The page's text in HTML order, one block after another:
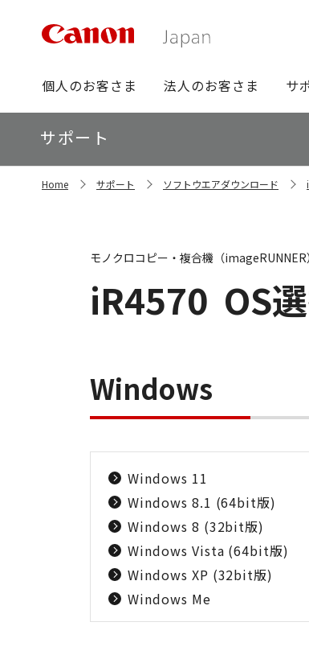
グ
ロ
ー
バ
ビ
個人のお客さま 法人のお客さま サ
ロ
ー
カ
ル
サポート
Home サポート ソフトウエアダウンロード
iR4570 OS
モノクロコピー・複合機（imageRUNNER）
Windows
Windows 11
Windows 8.1 (64bit版)
Windows 8 (32bit版)
Windows Vista (64bit版)
Windows XP (32bit版)
Windows Me